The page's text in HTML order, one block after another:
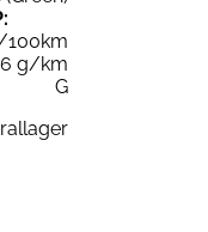
100km
g/km
G